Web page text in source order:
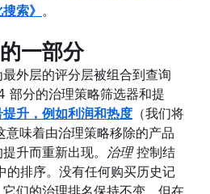
索》 。
一部分
外层的评分层被组合到查询
部分的治理策略筛选器和提
升，例如利润和热度 （我们将
味着由治理策略移除的产品
升而重新出现。 治理控制结
的排序。没有任何购买历史记
们的治理排名保持不变，但在